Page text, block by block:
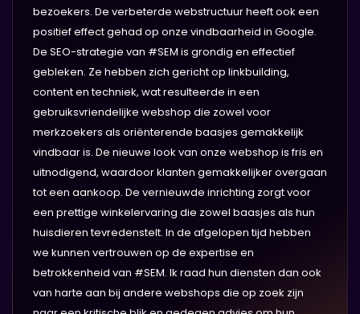
bezoekers. De verbeterde webstructuur heeft ook een
positief effect gehad op onze vindbaarheid in Google.
De SEO-strategie van #SEM is grondig en effectief
gebleken. Ze hebben zich gericht op linkbuilding,
content en techniek, wat resulteerde in een
gebruiksvriendelijke webshop die zowel voor
merkzoekers als oriënterende baasjes gemakkelijk
vindbaar is. De nieuwe look van onze webshop is fris en
uitnodigend, waardoor klanten gemakkelijker overgaan
tot een aankoop. De vernieuwde inrichting zorgt voor
een prettige winkelervaring die zowel baasjes als hun
huisdieren tevredenstelt. In de afgelopen tijd hebben
we kunnen vertrouwen op de expertise en
betrokkenheid van #SEM. Ik raad hun diensten dan ook
van harte aan bij andere webshops die op zoek zijn